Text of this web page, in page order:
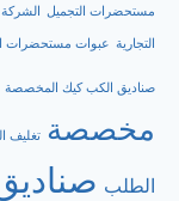
مستحضرات التجميل
التجارية عبوات مستحضرات
صناديق الكب كيك المخصصة
مخصصة تغليف
الطلب